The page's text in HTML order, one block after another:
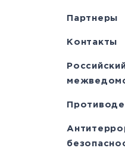
Партнеры
Контакты